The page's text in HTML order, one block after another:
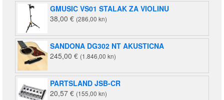
GMUSIC VS01 STALAK ZA VIOLINU
38,00 € (286,00 kn)
SANDONA DG302 NT AKUSTICNA
245,00 € (1.846,00 kn)
PARTSLAND JSB-CR
20,57 € (155,00 kn)